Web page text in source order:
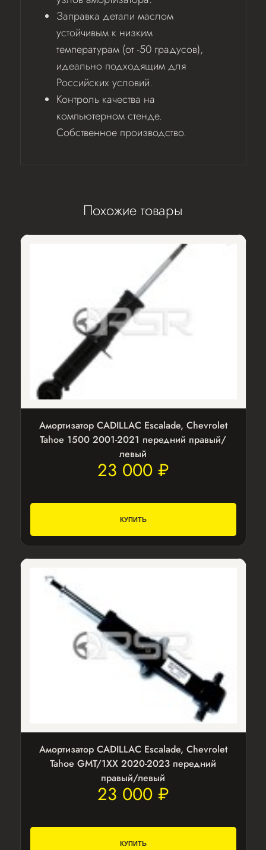
Заправка детали маслом
устойчивым к низким
температурам (от -50 градусов),
идеально подходящим для
Российских условий.
Контроль качества на
компьютерном стенде.
Собственное производство.
Похожие товары
Амортизатор CADILLAC Escalade, Chevrolet
Tahoe 1500 2001-2021 передний правый/
левый
23 000 ₽
КУПИТЬ
Амортизатор CADILLAC Escalade, Chevrolet
Tahoe GMT/1XX 2020-2023 передний
правый/левый
23 000 ₽
КУПИТЬ